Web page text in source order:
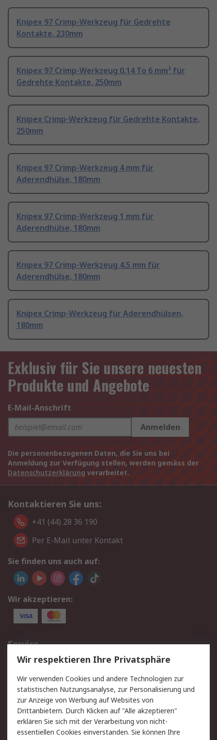
Knipex 97 Crimp-Werkzeug für Gedrehte
Kontakte, 230mm
Knipex 97 Crimp-Werkzeug 0.14 To 6 mm² für
Gedrehte Kontakte, 250mm
Knipex Crimp-Werkzeug für Gedrehte Kontakte,
250mm
Knipex 97 Crimp-Werkzeug 4 mm für
Aderendhülse, 180mm
Knipex 97 Crimp-Werkzeug 1 mm für
Aderendhülse, 180mm
Knipex 97 Crimp-Werkzeug 4.5 mm für
Aderendhülse, 180mm
Knipex Crimp-Werkzeug für Aderendhülsen,
180mm
Exklusiv für Sie unsere neuesten
Produkte und Angebote
E-Mail-Anschrift
Anmelden
Die personenbezogenen Daten, die Sie uns bei
Anmeldung zur Verfügung stellen, werden gemäss der
Datenschutzerklärung verarbeitet.
Kontaktieren Sie uns:
+41 (44) 28 36 190
Per E-Mail unter Kontakt
Sie finden uns auch auf:
Wir akzeptieren:
Service
Value Added Services
Lieferlösungen
Rücksendungen
Kontakt
Hilfe
Rechtliches
AGB Datenschutz
Wir respektieren Ihre Privatsphäre
Wir verwenden Cookies und andere Technologien zur
statistischen Nutzungsanalyse, zur Personalisierung und
zur Anzeige von Werbung auf Websites von
Drittanbietern. Durch Klicken auf "Alle akzeptieren"
erklären Sie sich mit der Verarbeitung von nicht-
essentiellen Cookies einverstanden. Sie können Ihre